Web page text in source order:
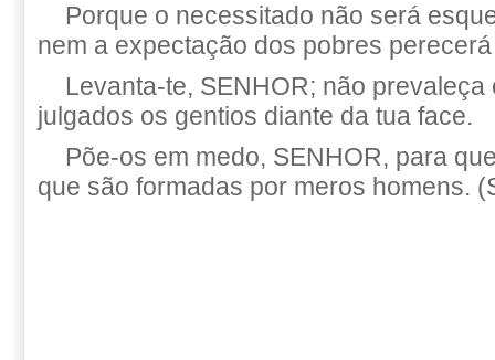
Porque o necessitado não será
nem a expectação dos pobres
Levanta-te, SENHOR; não prevaleça
julgados os gentios diante da tua face.
Põe-os em medo, SENHOR, para
que são formadas por meros homens.